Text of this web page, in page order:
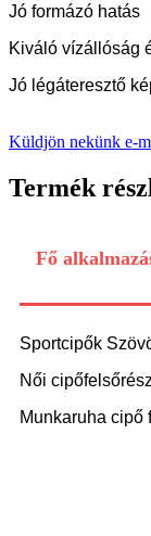
Jó formázó hatás
Kiváló vízállóság
Jó légáteresztő
Küldjön nekünk e-
Termék
Fő
Sportcipők
Női
Munkaruha cipő